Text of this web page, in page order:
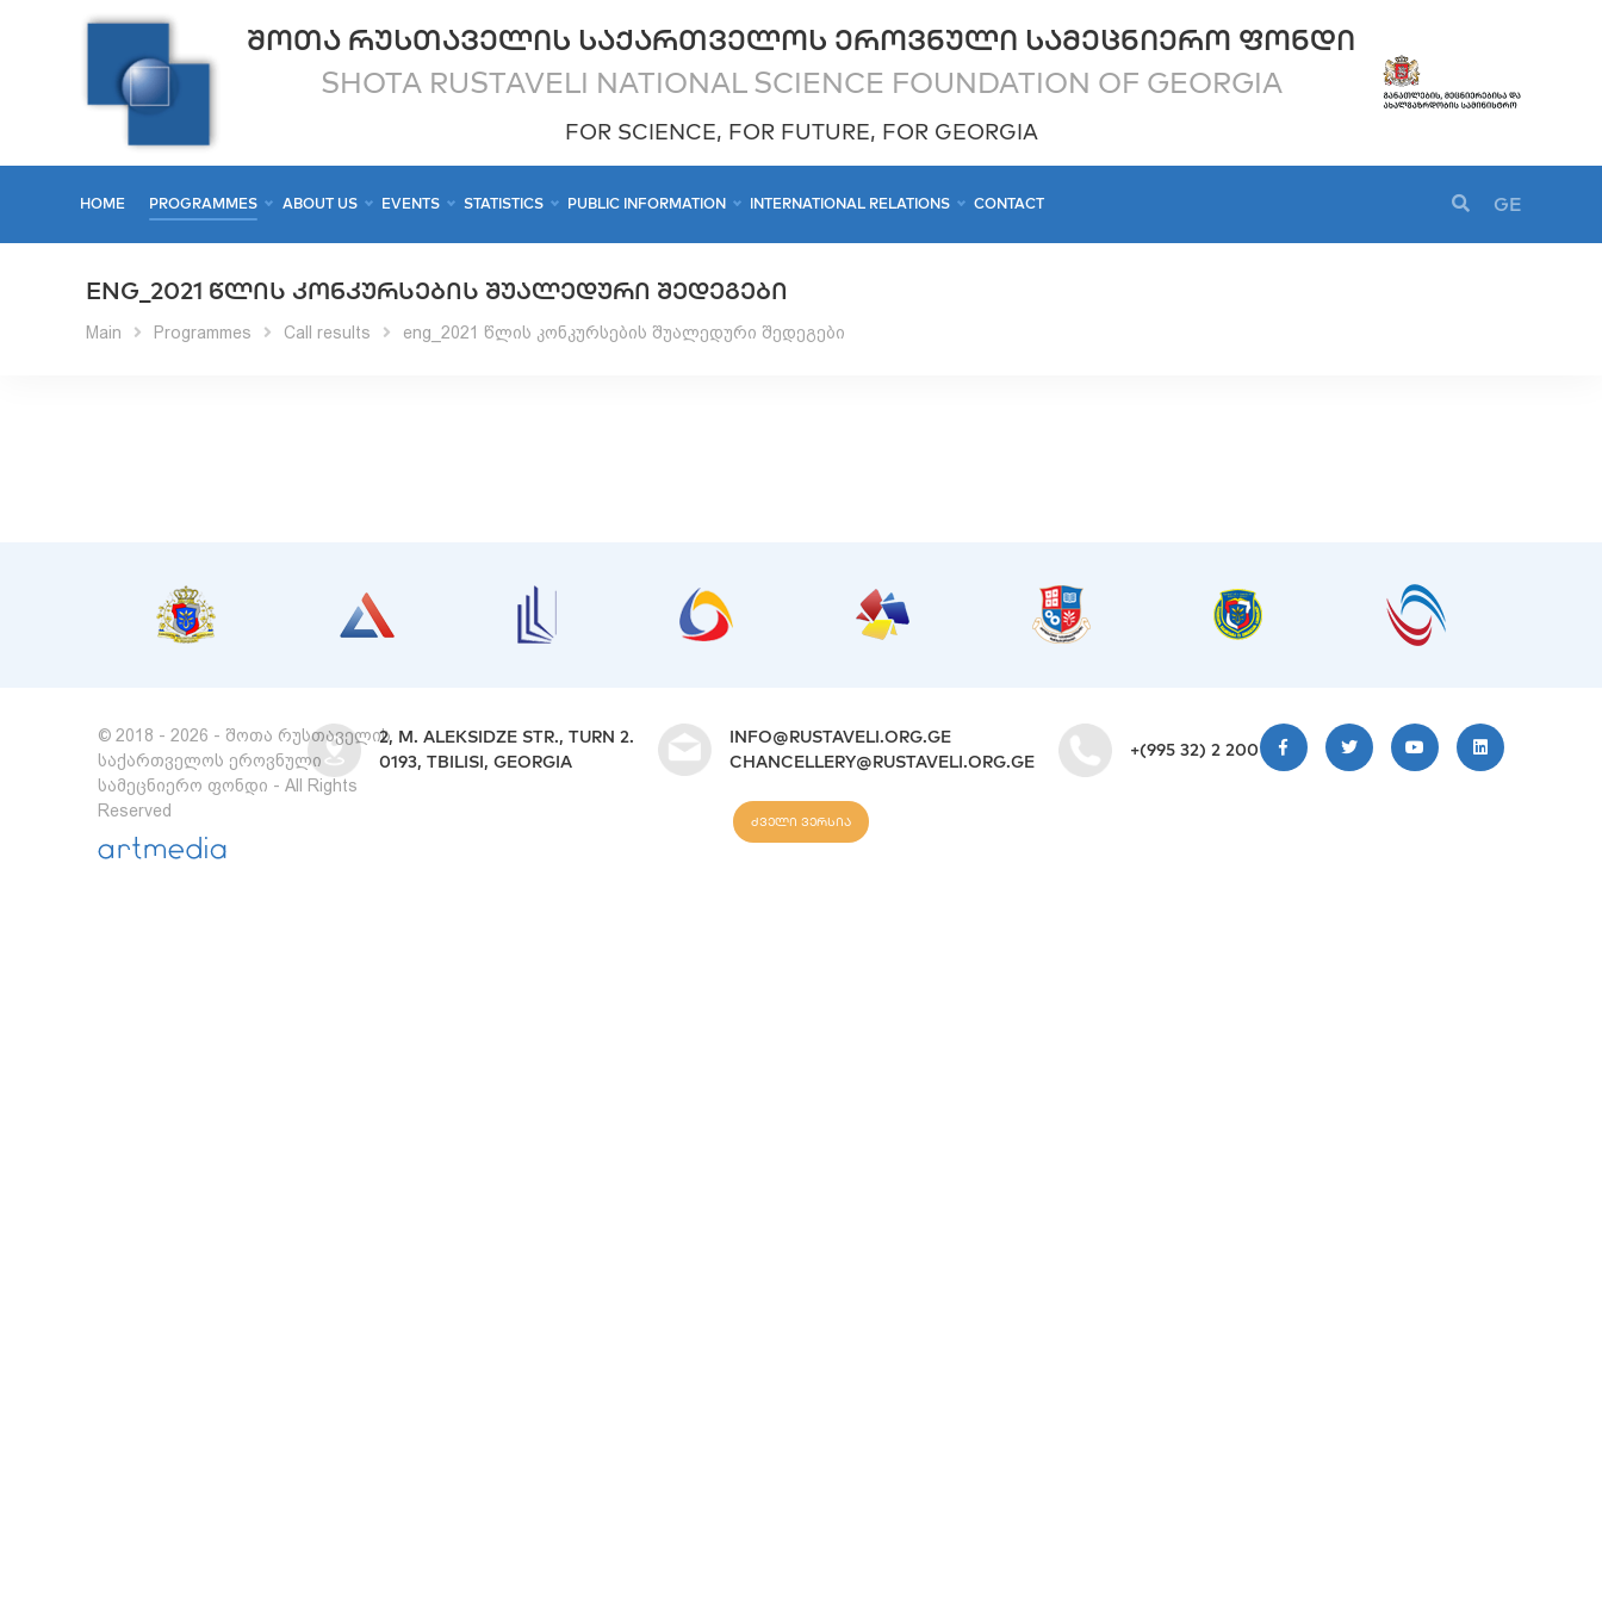
ᲨᲝᲗᲐ ᲠᲣᲡᲗᲐᲕᲔᲚᲘᲡ ᲡᲐᲥᲐᲠᲗᲕᲔᲚᲝᲡ ᲔᲠᲝᲕᲜᲣᲚᲘ ᲡᲐᲛᲔᲪᲜᲘᲔᲠᲝ ᲤᲝᲜᲓᲘ
SHOTA RUSTAVELI NATIONAL SCIENCE FOUNDATION OF GEORGIA
FOR SCIENCE, FOR FUTURE, FOR GEORGIA
HOME PROGRAMMES ABOUT US EVENTS STATISTICS PUBLIC INFORMATION INTERNATIONAL RELATIONS CONTACT GE
ENG_2021 ᲬᲚᲘᲡ ᲙᲝᲜᲙᲣᲠᲡᲔᲑᲘᲡ ᲨᲣᲐᲚᲔᲓᲣᲠᲘ ᲨᲔᲓᲔᲒᲔᲑᲘ
Main Programmes Call results eng_2021 წლის კონკურსების შუალედური შედეგები
© 2018 - 2026 - შოთა რუსთაველის
საქართველოს ეროვნული
სამეცნიერო ფონდი - All Rights
Reserved
2, M. ALEKSIDZE STR., TURN 2.
0193, TBILISI, GEORGIA
INFO@RUSTAVELI.ORG.GE
CHANCELLERY@RUSTAVELI.ORG.GE
+(995 32) 2 200 220
ძველი ვერსია